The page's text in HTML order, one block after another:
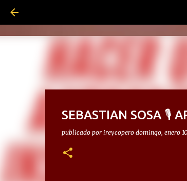
SEBASTIAN SOSA 🎙
publicado por ireycopero domingo, enero